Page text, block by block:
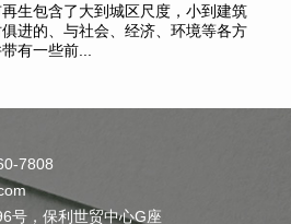
生包含了大到城区尺度，小到建筑
进的、与社会、经济、环境等各方
有一些前...
7808
号，保利世贸中心G座